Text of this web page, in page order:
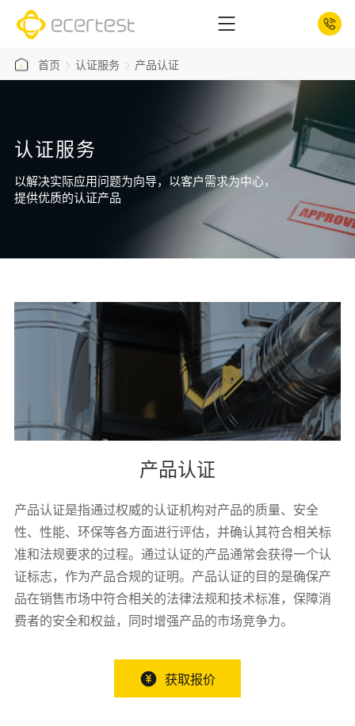
首页 认证服务 产品认证
认证服务
以解决实际应用问题为向导，以客户需求为中心，
提供优质的认证产品
产品认证
产品认证是指通过权威的认证机构对产品的质量、安全
性、性能、环保等各方面进行评估，并确认其符合相关标
准和法规要求的过程。通过认证的产品通常会获得一个认
证标志，作为产品合规的证明。产品认证的目的是确保产
品在销售市场中符合相关的法律法规和技术标准，保障消
费者的安全和权益，同时增强产品的市场竞争力。
获取报价